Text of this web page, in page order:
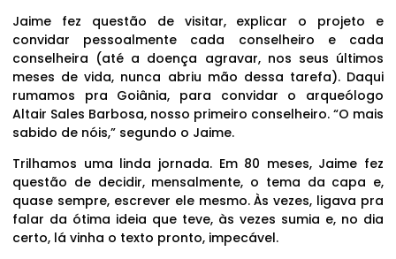
Jaime fez questão de visitar, explicar o projeto e
convidar pessoalmente cada conselheiro e cada
conselheira (até a doença agravar, nos seus últimos
meses de vida, nunca abriu mão dessa tarefa). Daqui
rumamos pra Goiânia, para convidar o arqueólogo
Altair Sales Barbosa, nosso primeiro conselheiro. “O mais
sabido de nóis,” segundo o Jaime.
Trilhamos uma linda jornada. Em 80 meses, Jaime fez
questão de decidir, mensalmente, o tema da capa e,
quase sempre, escrever ele mesmo. Às vezes, ligava pra
falar da ótima ideia que teve, às vezes sumia e, no dia
certo, lá vinha o texto pronto, impecável.